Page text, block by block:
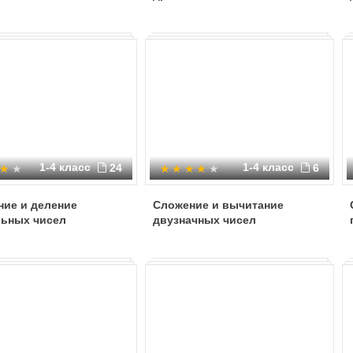
1-4 класс 24
и деление
чисел
1-4 класс 6
Сложение и вычитание
двузначных чисел